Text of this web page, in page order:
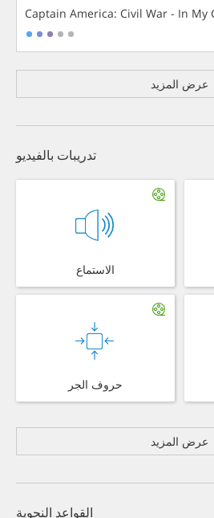
Captain America: Civil War - In My
عرض المزيد
تدريبات بالفيديو
الاستماع
حروف الجر
عرض المزيد
القواعد النحوية